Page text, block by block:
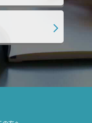
2018年2月
2017年8月
2017年5月